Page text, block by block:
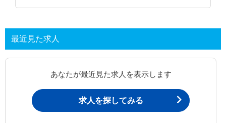
最近見た求人
あなたが最近見た求人を表示します
求人を探してみる